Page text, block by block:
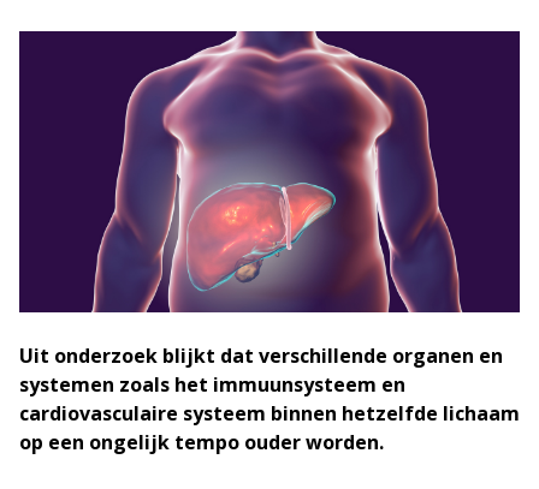
Uit onderzoek blijkt dat verschillende organen en
systemen zoals het immuunsysteem en
cardiovasculaire systeem binnen hetzelfde lichaam
op een ongelijk tempo ouder worden.